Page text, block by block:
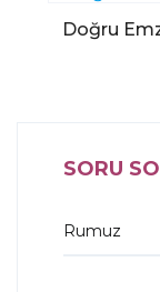
Doğru
SORU
Rumuz